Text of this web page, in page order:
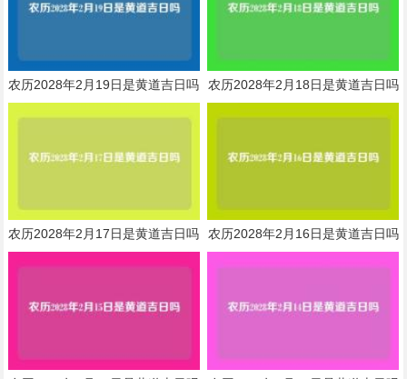
农历2028年2月19日是黄道吉日吗 农历2028年2月18日是黄道吉日吗
农历2028年2月17日是黄道吉日吗 农历2028年2月16日是黄道吉日吗